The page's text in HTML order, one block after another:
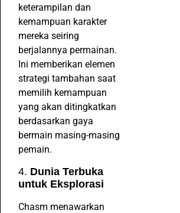
keterampilan dan
kemampuan karakter
mereka seiring
berjalannya permainan.
Ini memberikan elemen
strategi tambahan saat
memilih kemampuan
yang akan ditingkatkan
berdasarkan gaya
bermain masing-masing
pemain.
4. Dunia Terbuka
untuk Eksplorasi
Chasm menawarkan